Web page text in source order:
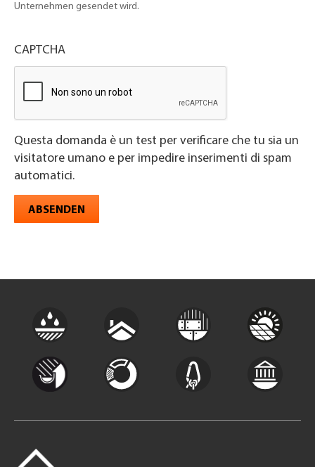
Unternehmen gesendet wird.
CAPTCHA
Questa domanda è un test per verificare che tu sia un
visitatore umano e per impedire inserimenti di spam
automatici.
ABSENDEN